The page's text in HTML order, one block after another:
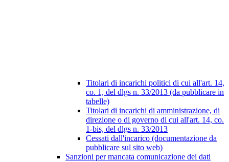
Titolari di incarichi politici di cui all'art. 14,
co. 1, del dlgs n. 33/2013 (da pubblicare in
tabelle)
Titolari di incarichi di amministrazione, di
direzione o di governo di cui all'art. 14, co.
1-bis, del dlgs n. 33/2013
Cessati dall'incarico (documentazione da
pubblicare sul sito web)
Sanzioni per mancata comunicazione dei dati